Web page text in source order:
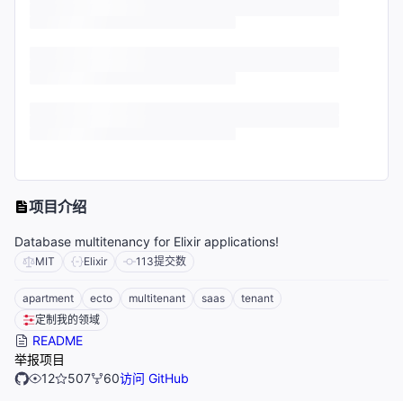
项目介绍
Database multitenancy for Elixir applications!
MIT Elixir 113提交数
apartment ecto multitenant saas
tenant
定制我的领域
README
举报项目
12
507 60访问 GitHub